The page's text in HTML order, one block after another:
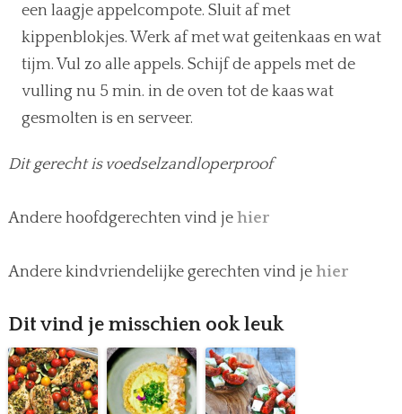
een laagje appelcompote. Sluit af met
kippenblokjes. Werk af met wat geitenkaas en wat
tijm. Vul zo alle appels. Schijf de appels met de
vulling nu 5 min. in de oven tot de kaas wat
gesmolten is en serveer.
Dit gerecht is voedselzandloperproof
Andere hoofdgerechten vind je hier
Andere kindvriendelijke gerechten vind je hier
Dit vind je misschien ook leuk